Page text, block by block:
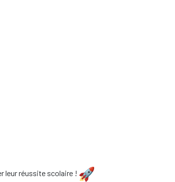
leur réussite scolaire !